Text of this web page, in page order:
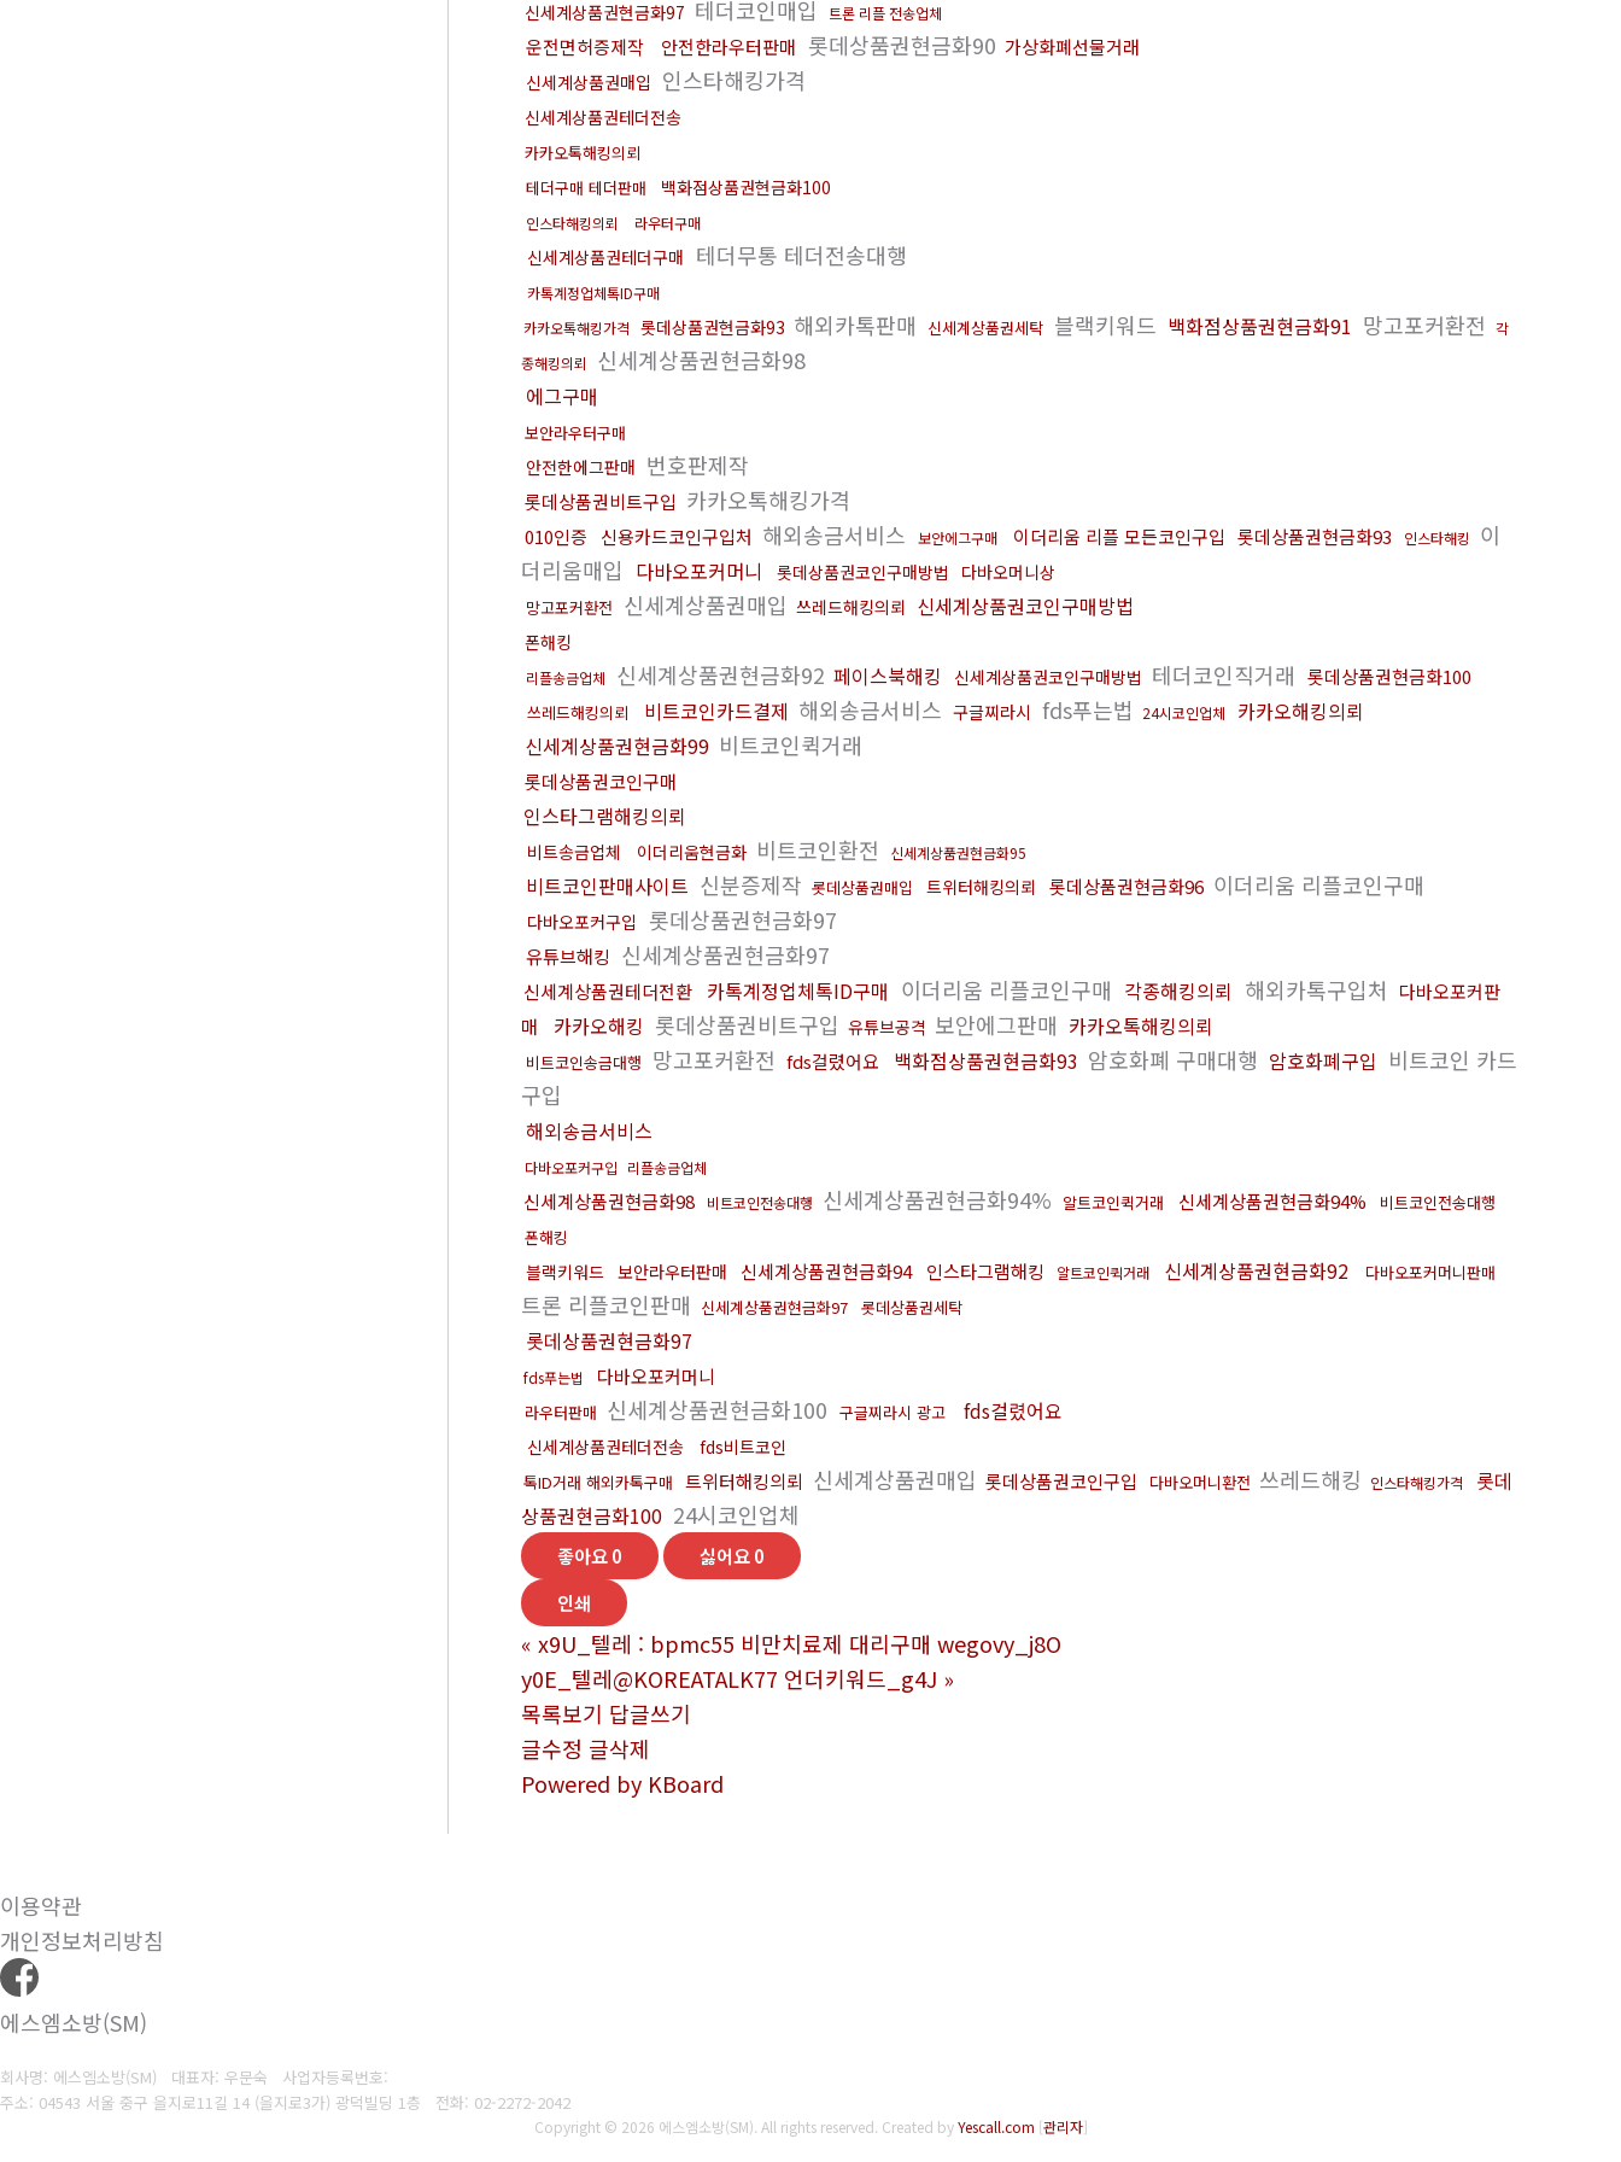
신세계상품권현금화97 테더코인매입 트론 리플 전송업체
운전면허증제작 안전한라우터판매 롯데상품권현금화90 가상화폐선물거래
신세계상품권매입 인스타해킹가격
신세계상품권테더전송
카카오톡해킹의뢰
테더구매 테더판매
백화점상품권현금화100
인스타해킹의뢰 라우터구매
신세계상품권테더구매 테더무통 테더전송대행
카톡계정업체톡ID구매
카카오톡해킹가격 롯데상품권현금화93 해외카톡판매 신세계상품권세탁 블랙키워드 백화점상품권현금화91 망고포커환전 각
종해킹의뢰
신세계상품권현금화98
에그구매
보안라우터구매
안전한에그판매 번호판제작
롯데상품권비트구입 카카오톡해킹가격
010인증 신용카드코인구입처 해외송금서비스 보안에그구매 이더리움 리플 모든코인구입 롯데상품권현금화93 인스타해킹
이
더리움매입 다바오포커머니 롯데상품권코인구매방법 다바오머니상
망고포커환전 신세계상품권매입 쓰레드해킹의뢰 신세계상품권코인구매방법
폰해킹
리플송금업체 신세계상품권현금화92 페이스북해킹 신세계상품권코인구매방법 테더코인직거래 롯데상품권현금화100
쓰레드해킹의뢰 비트코인카드결제 해외송금서비스 구글찌라시 fds푸는법 24시코인업체
카카오해킹의뢰
신세계상품권현금화99 비트코인퀵거래
롯데상품권코인구매
인스타그램해킹의뢰
비트송금업체 이더리움현금화 비트코인환전 신세계상품권현금화95
비트코인판매사이트 신분증제작 롯데상품권매입 트위터해킹의뢰 롯데상품권현금화96 이더리움 리플코인구매
다바오포커구입 롯데상품권현금화97
유튜브해킹 신세계상품권현금화97
신세계상품권테더전환 카톡계정업체톡ID구매 이더리움 리플코인구매 각종해킹의뢰 해외카톡구입처
다바오포커판
매
카카오해킹 롯데상품권비트구입 유튜브공격 보안에그판매 카카오톡해킹의뢰
비트코인송금대행 망고포커환전 fds걸렸어요 백화점상품권현금화93 암호화폐 구매대행 암호화폐구입 비트코인 카드
구입
해외송금서비스
다바오포커구입 리플송금업체
신세계상품권현금화98 비트코인전송대행 신세계상품권현금화94% 알트코인퀵거래 신세계상품권현금화94%
비트코인전송대행
폰해킹
블랙키워드 보안라우터판매 신세계상품권현금화94 인스타그램해킹 알트코인퀵거래 신세계상품권현금화92 다바오포커머니판매
트론 리플코인판매 신세계상품권현금화97 롯데상품권세탁
롯데상품권현금화97
fds푸는법 다바오포커머니
라우터판매 신세계상품권현금화100 구글찌라시 광고 fds걸렸어요
신세계상품권테더전송 fds비트코인
톡ID거래 해외카톡구매 트위터해킹의뢰 신세계상품권매입 롯데상품권코인구입 다바오머니환전 쓰레드해킹 인스타해킹가격
롯데
상품권현금화100 24시코인업체
좋아요0 싫어요0
인쇄
« x9U_텔레 : bpmc55 비만치료제 대리구매 wegovy_j8O
y0E_텔레@KOREATALK77 언더키워드_g4J »
목록보기 답글쓰기
글수정 글삭제
Powered by KBoard
이용약관
개인정보처리방침
에스엠소방(SM)
회사명: 에스엠소방(SM) 대표자: 우문숙 사업자등록번호:
주소: 04543 서울 중구 을지로11길 14 (을지로3가) 광덕빌딩 1층 전화: 02-2272-2042
Copyright © 2026 에스엠소방(SM). All rights reserved. Created byYescall.com [관리자]